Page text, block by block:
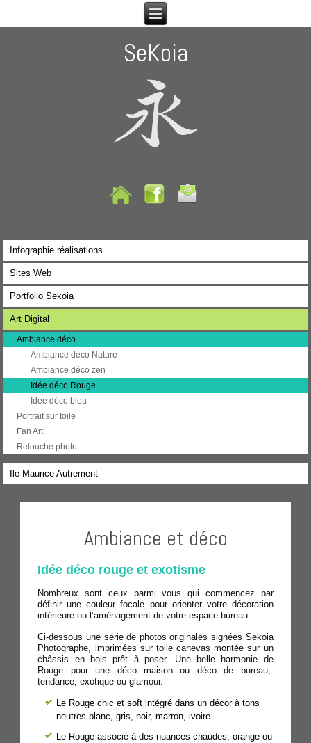
SeKoia
Infographie réalisations
Sites Web
Portfolio Sekoia
Art Digital
Ambiance déco
Ambiance déco Nature
Ambiance déco zen
Idée déco Rouge
Idée déco bleu
Portrait sur toile
Fan Art
Retouche photo
Ile Maurice Autrement
Ambiance et déco
Idée déco rouge et exotisme
Nombreux sont ceux parmi vous qui commencez par
définir une couleur focale pour orienter votre décoration
intérieure ou l’aménagement de votre espace bureau.
Ci-dessous une série de photos originales signées Sekoia
Photographe, imprimées sur toile canevas montée sur un
châssis en bois prêt à poser. Une belle harmonie de
Rouge pour une déco maison ou déco de bureau,
tendance, exotique ou glamour.
Le Rouge chic et soft intégré dans un décor à tons
neutres blanc, gris, noir, marron, ivoire
Le Rouge associé à des nuances chaudes, orange ou